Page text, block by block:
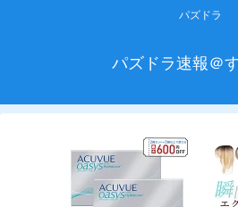
パズドラ
パズドラ速報＠